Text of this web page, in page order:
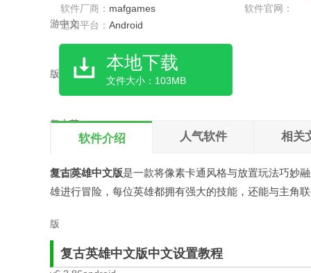
软件厂商： mafgames
软件官网：
适用平台： Android
本地下载
文件大小：103MB
软件介绍 人气软件 相关
复古英雄中文版是一款将像素卡通风格与放置玩法巧妙
雄进行冒险，每位英雄都拥有强大的技能，还能与主角
复古英雄中文版中文设置教程